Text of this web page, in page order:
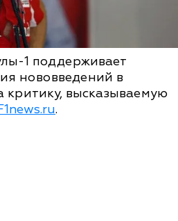
1 поддерживает
нововведений в
критику, высказываемую
.